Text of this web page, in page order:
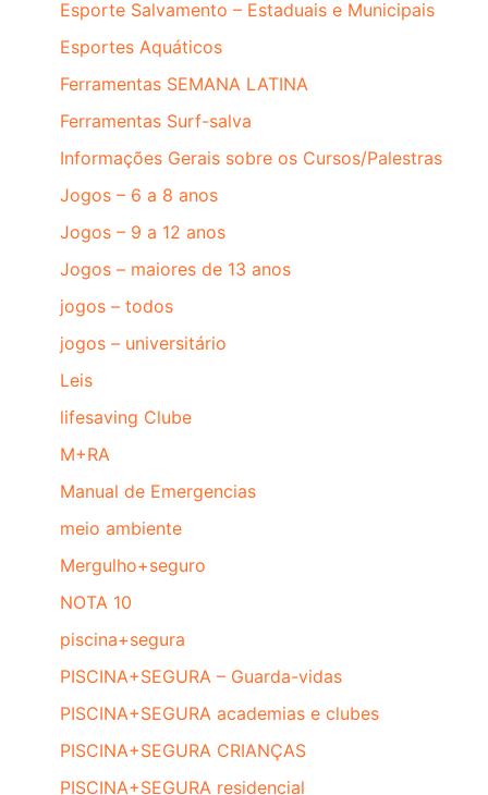
Esporte Salvamento – Estaduais e Municipais
Esportes Aquáticos
Ferramentas SEMANA LATINA
Ferramentas Surf-salva
Informações Gerais sobre os Cursos/Palestras
Jogos – 6 a 8 anos
Jogos – 9 a 12 anos
Jogos – maiores de 13 anos
jogos – todos
jogos – universitário
Leis
lifesaving Clube
M+RA
Manual de Emergencias
meio ambiente
Mergulho+seguro
NOTA 10
piscina+segura
PISCINA+SEGURA – Guarda-vidas
PISCINA+SEGURA academias e clubes
PISCINA+SEGURA CRIANÇAS
PISCINA+SEGURA residencial